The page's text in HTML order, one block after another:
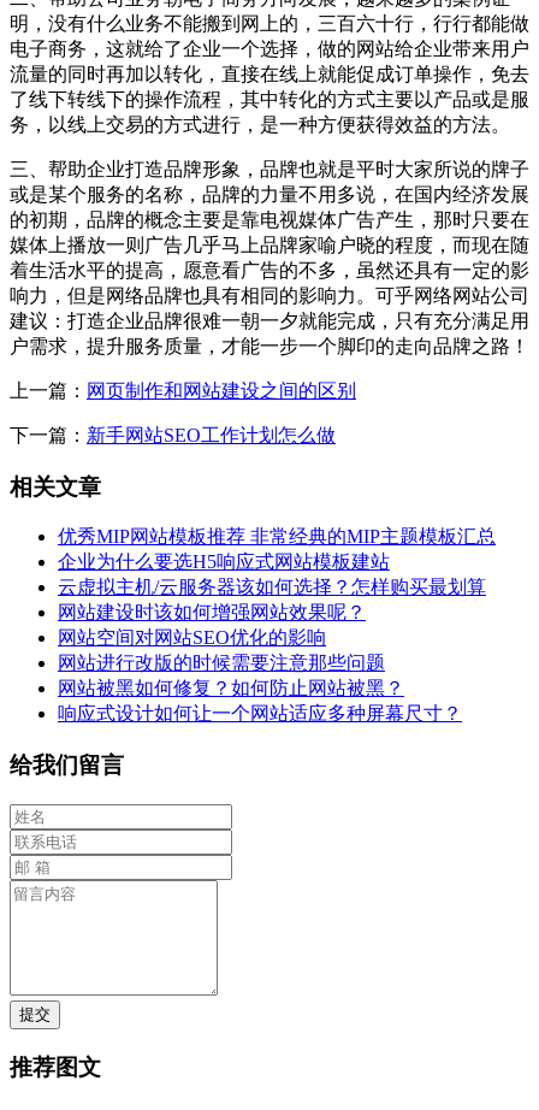
明，没有什么业务不能搬到网上的，三百六十行，行行都能做
电子商务，这就给了企业一个选择，做的网站给企业带来用户
流量的同时再加以转化，直接在线上就能促成订单操作，免去
了线下转线下的操作流程，其中转化的方式主要以产品或是服
务，以线上交易的方式进行，是一种方便获得效益的方法。
三、帮助企业打造品牌形象，品牌也就是平时大家所说的牌子
或是某个服务的名称，品牌的力量不用多说，在国内经济发展
的初期，品牌的概念主要是靠电视媒体广告产生，那时只要在
媒体上播放一则广告几乎马上品牌家喻户晓的程度，而现在随
着生活水平的提高，愿意看广告的不多，虽然还具有一定的影
响力，但是网络品牌也具有相同的影响力。可乎网络网站公司
建议：打造企业品牌很难一朝一夕就能完成，只有充分满足用
户需求，提升服务质量，才能一步一个脚印的走向品牌之路！
上一篇： 网页制作和网站建设之间的区别
下一篇： 新手网站SEO工作计划怎么做
相关文章
优秀MIP网站模板推荐 非常经典的MIP主题模板汇总
企业为什么要选H5响应式网站模板建站
云虚拟主机/云服务器该如何选择？怎样购买最划算
网站建设时该如何增强网站效果呢？
网站空间对网站SEO优化的影响
网站进行改版的时候需要注意那些问题
网站被黑如何修复？如何防止网站被黑？
响应式设计如何让一个网站适应多种屏幕尺寸？
给我们留言
提交
推荐图文